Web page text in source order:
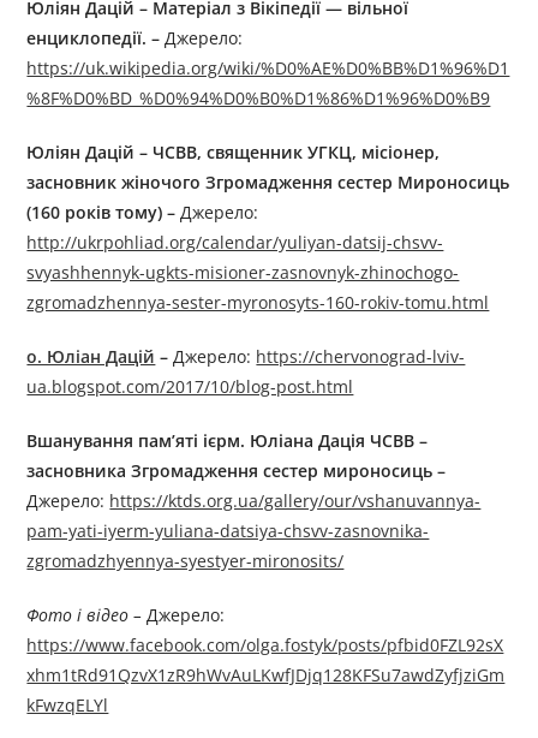
Юліян Дацій – Матеріал з Вікіпедії — вільної
енциклопедії. –Джерелo:
https://uk.wikipedia.org/wiki/%D0%AE%D0%BB%D1%96%D1
%8F%D0%BD_%D0%94%D0%B0%D1%86%D1%96%D0%B9
Юліян Дацій – ЧСВВ, священник УГКЦ, місіонер,
засновник жіночого Згромадження сестер Мироносиць
(160 років тому) –Джерелo:
http://ukrpohliad.org/calendar/yuliyan-datsij-chsvv-
svyashhennyk-ugkts-misioner-zasnovnyk-zhinochogo-
zgromadzhennya-sester-myronosyts-160-rokiv-tomu.html
о. Юліан Дацій –Джерелo: https://chervonograd-lviv-
ua.blogspot.com/2017/10/blog-post.html
Вшанування пам’яті ієрм. Юліана Дація ЧСВВ –
засновника Згромадження сестер мироносиць –
Джерелo: https://ktds.org.ua/gallery/our/vshanuvannya-
pam-yati-iyerm-yuliana-datsiya-chsvv-zasnovnika-
zgromadzhyennya-syestyer-mironosits/
Фото і відео –Джерелo:
https://www.facebook.com/olga.fostyk/posts/pfbid0FZL92sX
xhm1tRd91QzvX1zR9hWvAuLKwfJDjq128KFSu7awdZyfjziGm
kFwzqELYl